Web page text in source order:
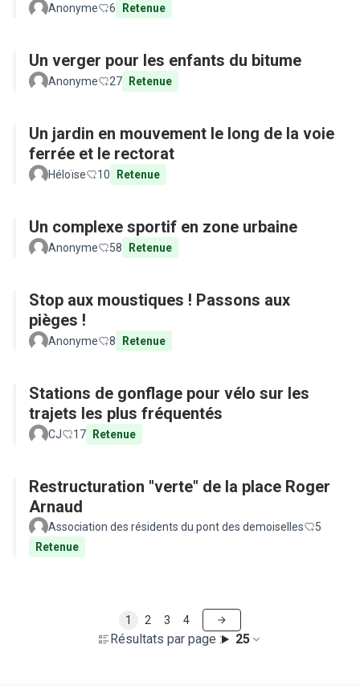
Anonyme 6 Retenue
Un verger pour les enfants du bitume
Anonyme 27 Retenue
Un jardin en mouvement le long de la voie
ferrée et le rectorat
Héloïse 10 Retenue
Un complexe sportif en zone urbaine
Anonyme 58 Retenue
Stop aux moustiques ! Passons aux
pièges !
Anonyme 8 Retenue
Stations de gonflage pour vélo sur les
trajets les plus fréquentés
CJ 17 Retenue
Restructuration "verte" de la place Roger
Arnaud
Association des résidents du pont des demoiselles
5
Retenue
Résultats par page : 25
1 2 3 4